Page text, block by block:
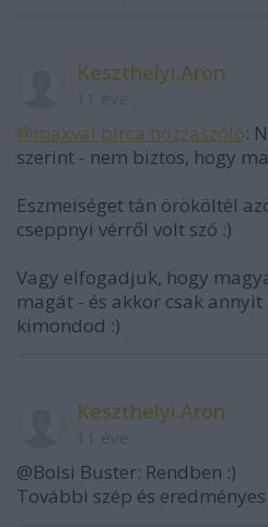
Keszthelyi.Aron
@maxval birca hozzászóló:
szerint - nem biztos, hogy
Eszmeiséget tán örököltél
cseppnyi vérről volt szó :)
Vagy elfogadjuk, hogy
magát - és akkor csak
kimondod :)
Keszthelyi.Aron
@Bolsi Buster: Rendben :)
További szép és